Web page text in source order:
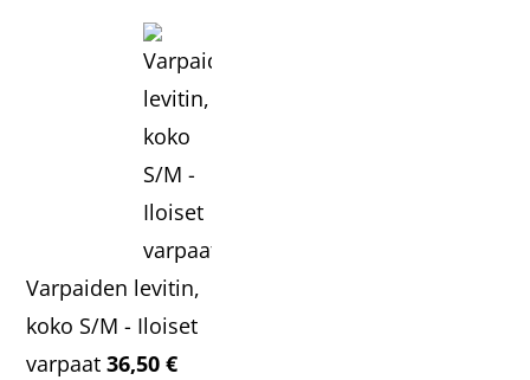
Varpaiden levitin,
koko S/M - Iloiset
varpaat 36,50€